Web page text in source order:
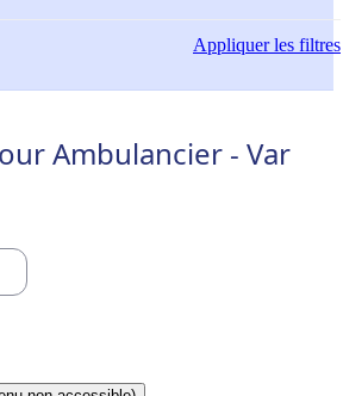
Appliquerles filtres
Ambulancier - Var